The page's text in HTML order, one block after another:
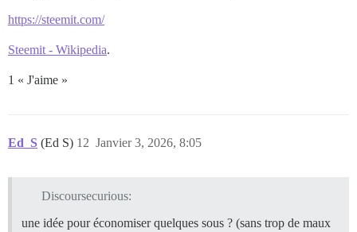
https://steemit.com/
Steemit - Wikipedia.
1 « J'aime »
Ed_S (Ed S) Janvier 3, 2026, 8:05
12
Discoursecurious:
une idée pour économiser quelques sous ? (sans trop de maux